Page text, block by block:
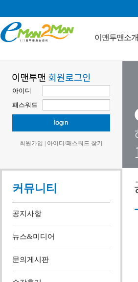
이맨투맨소개
아이디
패스워드
회원가입 아이디/패스워드 찾기
커뮤니티
공지사항
뉴스&미디어
문의게시판